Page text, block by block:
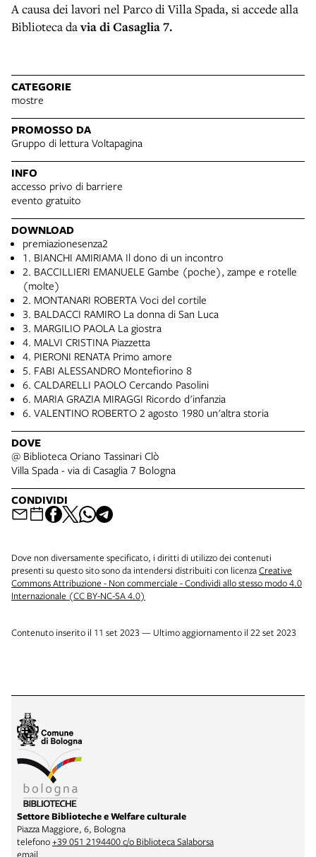
A causa dei lavori nel Parco di Villa Spada, si accede alla
Biblioteca davia di Casaglia 7.
CATEGORIE
mostre
PROMOSSO DA
Gruppo di lettura Voltapagina
INFO
accesso privo di barriere
evento gratuito
DOWNLOAD
premiazionesenza2
1. BIANCHI AMIRIAMA Il dono di un incontro
2. BACCILLIERI EMANUELE Gambe (poche), zampe e rotelle
(molte)
2. MONTANARI ROBERTA Voci del cortile
3. BALDACCI RAMIRO La donna di San Luca
3. MARGILIO PAOLA La giostra
4. MALVI CRISTINA Piazzetta
4. PIERONI RENATA Primo amore
5. FABI ALESSANDRO Montefiorino 8
6. CALDARELLI PAOLO Cercando Pasolini
6. MARIA GRAZIA MIRAGGI Ricordo d'infanzia
6. VALENTINO ROBERTO 2 agosto 1980 un'altra storia
DOVE
@ Biblioteca Oriano Tassinari Clò
Villa Spada - via di Casaglia 7 Bologna
CONDIVIDI
Dove non diversamente specificato, i diritti di utilizzo dei contenuti
presenti su questo sito sono da intendersi distribuiti con licenzaCreative
Commons Attribuzione - Non commerciale - Condividi allo stesso modo 4.0
Internazionale (CC BY-NC-SA 4.0)
Contenuto inserito il 11 set 2023 — Ultimo aggiornamento il 22 set 2023
Settore Biblioteche e Welfare culturale
Piazza Maggiore, 6, Bologna
telefono+39 051 2194400 c/o Biblioteca Salaborsa